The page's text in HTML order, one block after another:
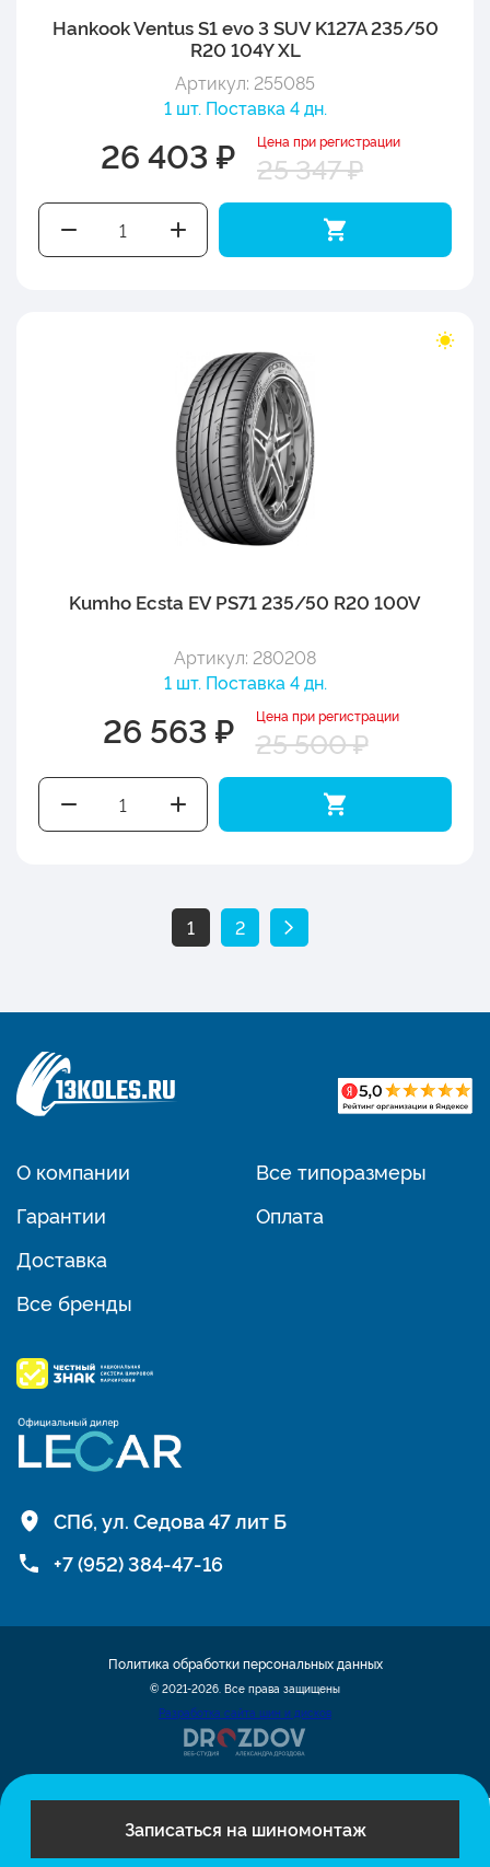
Записаться на шиномонтаж
Hankook Ventus S1 evo 3 SUV K127A 235/50
R20 104Y XL
Артикул: 255085
1 шт. Поставка 4 дн.
26 403 ₽ Цена при регистрации
25 347 ₽
Kumho Ecsta EV PS71 235/50 R20 100V
Артикул: 280208
1 шт. Поставка 4 дн.
26 563 ₽ Цена при регистрации
25 500 ₽
1 2
О компании
Гарантии
Доставка
Все бренды
Все типоразмеры
Оплата
СПб, ул. Седова 47 лит Б
+7 (952) 384-47-16
© 2021-2026. Все права защищены
Разработка сайта шин и дисков
Политика обработки персональных данных